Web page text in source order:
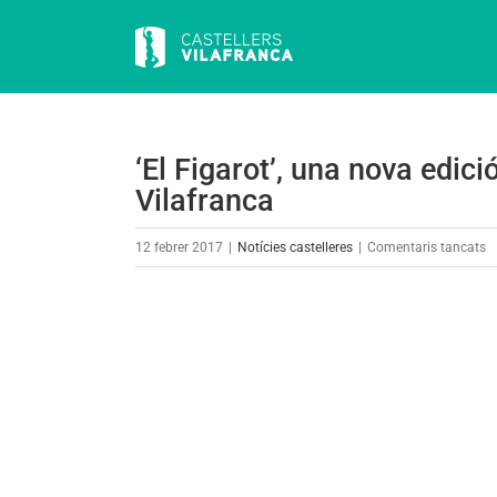
‘El Figarot’, una nova
Vilafranca
12 febrer 2017 Notícies castelleres Comentaris tancatsa